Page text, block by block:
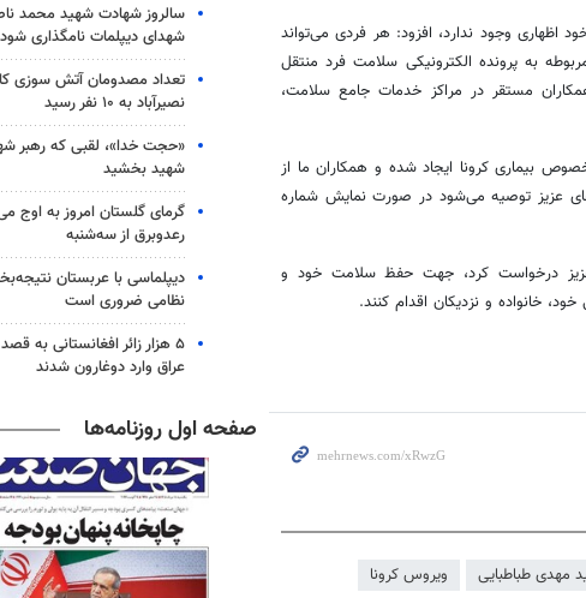
اظهاری وجود ندارد، افزود: هر فردی می‌تواند
به پرونده الکترونیکی سلامت فرد منتقل
مستقر در مراکز خدمات جامع سلامت،
کرونا ایجاد شده و همکاران ما از
عزیز توصیه می‌شود در صورت نمایش شماره
درخواست کرد، جهت حفظ سلامت خود و
خانواده و نزدیکان اقدام کنند.
مهدی طباطبایی
ویروس کرونا
سالروز شهادت شهید محمد
شهدای دیپلمات نامگذاری شود
تعداد مصدومان آتش سوزی
نصیرآباد به ۱۰ نفر رسید
«حجت خدا»، لقبی که رهبر
شهید بخشید
گرمای گلستان امروز به اوج
رعدوبرق از سه‌شنبه
دیپلماسی با عربستان
نظامی ضروری است
۵ هزار زائر افغانستانی به
عراق وارد دوغارون شدند
صفحه اول روزنامه‌ها